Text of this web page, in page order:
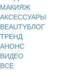
МАКИЯЖ
АКСЕССУАРЫ
BEAUTYБЛОГ
ТРЕНД
АНОНС
ВИДЕО
ВСЕ